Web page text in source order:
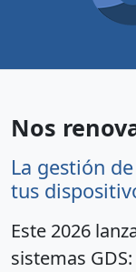
Nos
La gestión
tus
Este 2026
sistemas